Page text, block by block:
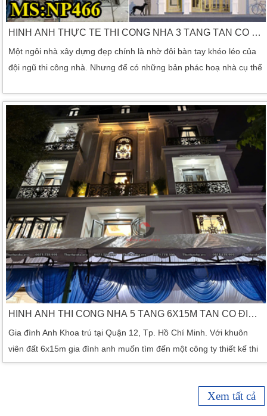
HÌNH ẢNH THỰC TẾ THI CÔNG NHÀ 3 TẦNG TÂN CỔ ĐIỂN ĐẸP TẠI BÌNH TÂN
Một ngôi nhà xây dựng đẹp chính là nhờ đôi bàn tay khéo léo của
đội ngũ thi công nhà. Nhưng để có những bản phác hoạ nhà cụ thể
trúc sư luôn là người phác hoạ lên ngôi nhà. Cũng như tính toán
mức độ xây dựng, đúng phong thuỷ. Bố trí ngoại thất cũng như nội
HÌNH ẢNH THI CÔNG NHÀ 5 TẦNG 6X15M TÂN CỔ ĐIỂN 2 MẶT TIỀN QUẬN 12
Gia đình Anh Khoa trú tại Quận 12, Tp. Hồ Chí Minh. Với khuôn
viên đất 6x15m gia đình anh muốn tìm đến một công ty thiết kế thi
công nhà trọn gói. Giúp gia đình anh có một khuôn viên sống hoàn
biết đến công ty thiết kế thi công nhà Kiến An Vinh. Không những
Xem tất cả